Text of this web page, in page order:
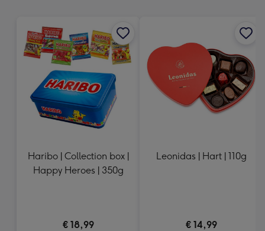
166
mm
Haribo | Collection box |
Happy Heroes | 350g
€ 18,99
Leonidas | Hart | 110g
€ 14,99